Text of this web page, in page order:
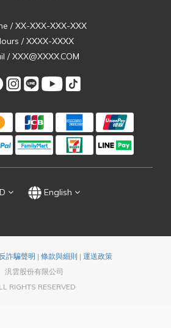
/ XX-XXX-XXX-XXX
/ XXXX-XXXX
/ XXX@XXXX.COM
English
反詐騙聲明 | 條款與細則 | 運送政策
汎雲股份有限公司
RIGHTS RESERVED